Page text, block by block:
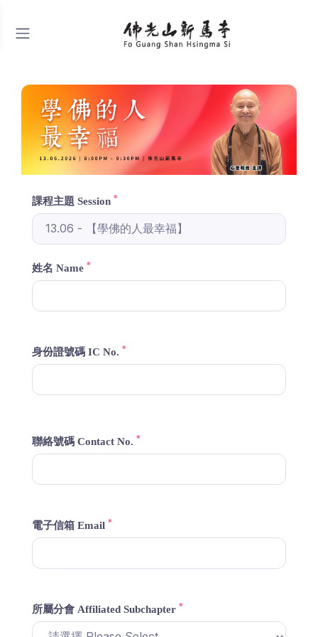
課程主題 Session *
姓名 Name *
身份證號碼 IC No. *
聯絡號碼 Contact No. *
電子信箱 Email *
所屬分會 Affiliated Subchapter *